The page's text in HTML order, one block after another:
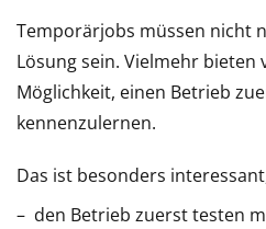
Temporärjobs müssen nicht
Lösung sein. Vielmehr bieten
Möglichkeit, einen Betrieb
kennenzulernen.
Das ist besonders
den Betrieb zuerst testen